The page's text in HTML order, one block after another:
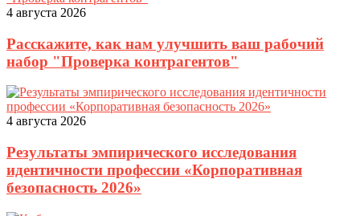
4 августа 2026
Расскажите, как нам улучшить ваш рабочий
набор "Проверка контрагентов"
4 августа 2026
Результаты эмпирического исследования
идентичности профессии «Корпоративная
безопасность 2026»